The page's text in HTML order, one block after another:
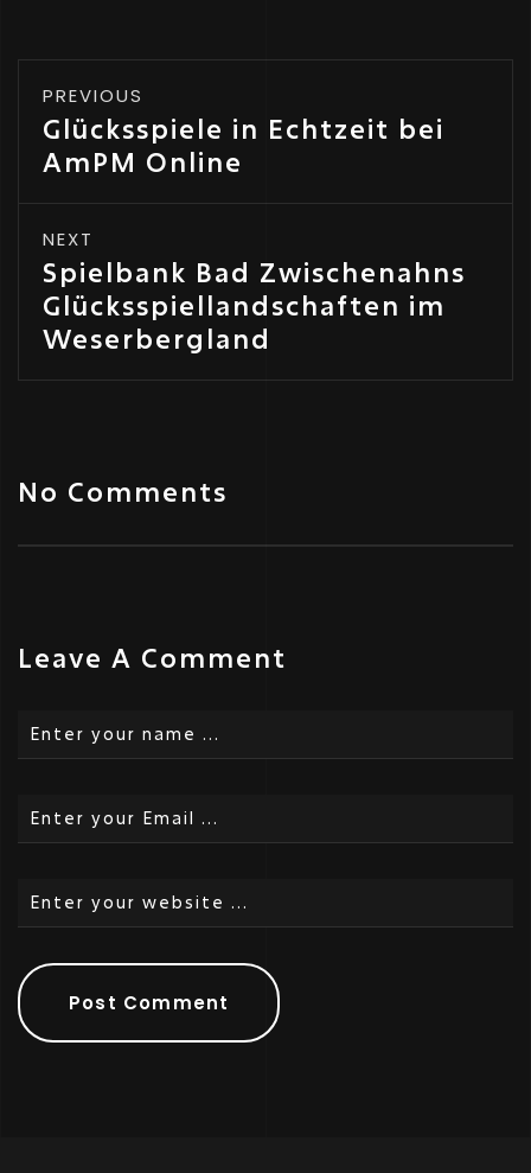
PREVIOUS
Glücksspiele in Echtzeit bei
AmPM Online
NEXT
Spielbank Bad Zwischenahns
Glücksspiellandschaften im
Weserbergland
No Comments
Leave A Comment